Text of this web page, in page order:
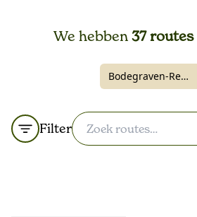
We hebben37 routes
Bodegraven-Reeuwijk
Filter